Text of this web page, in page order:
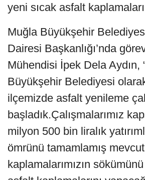
yeni sıcak asfalt
Muğla Büyükşehir
Dairesi Başkanlığı’nda
Mühendisi İpek Dela Aydın,
Büyükşehir Belediyesi
ilçemizde asfalt yenileme
başladık.Çalışmalarımız
milyon 500 bin liralık
ömrünü tamamlamış mevcut
kaplamalarımızın